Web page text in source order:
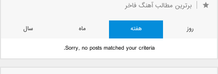
برترین مطالب آهنگ فاخر
روز هفته ماه
سال
Sorry, no posts matched your criteria.